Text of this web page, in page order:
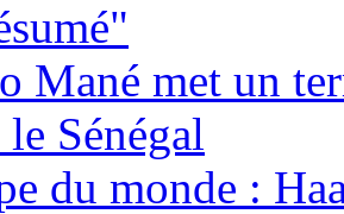
Mané met un
le Sénégal
du monde :